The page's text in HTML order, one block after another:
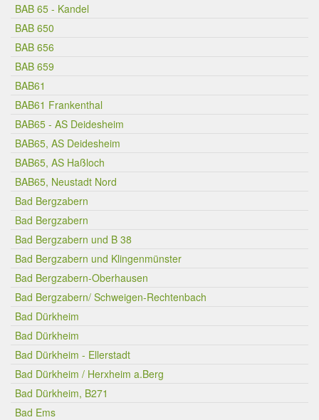
BAB 65 - Kandel
BAB 650
BAB 656
BAB 659
BAB61
BAB61 Frankenthal
BAB65 - AS Deidesheim
BAB65, AS Deidesheim
BAB65, AS Haßloch
BAB65, Neustadt Nord
Bad Bergzabern
Bad Bergzabern
Bad Bergzabern und B 38
Bad Bergzabern und Klingenmünster
Bad Bergzabern-Oberhausen
Bad Bergzabern/ Schweigen-Rechtenbach
Bad Dürkheim
Bad Dürkheim
Bad Dürkheim - Ellerstadt
Bad Dürkheim / Herxheim a.Berg
Bad Dürkheim, B271
Bad Ems